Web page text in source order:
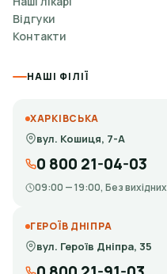
Відгуки
Контакти
НАШІ ФІЛІЇ
ХАРКІВСЬКА
вул. Кошиця, 7-А
0 800 21-04-03
09:00 — 19:00, Без вихідних
ГЕРОЇВ ДНІПРА
вул. Героїв Дніпра, 35